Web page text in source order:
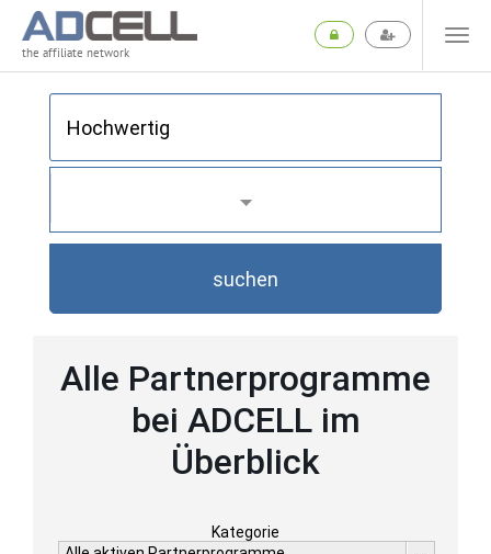
the affiliate network
suchen
Alle Partnerprogramme
bei ADCELL im
Überblick
Kategorie